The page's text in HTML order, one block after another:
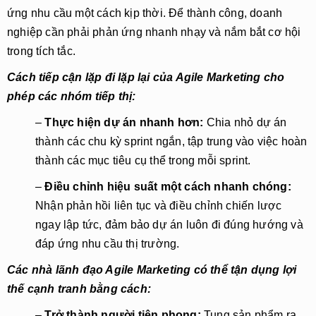
ứng nhu cầu một cách kịp thời. Để thành công, doanh
nghiệp cần phải phản ứng nhanh nhạy và nắm bắt cơ hội
trong tích tắc.
Cách tiếp cận lặp đi lặp lại của Agile Marketing cho
phép các nhóm tiếp thị:
–Thực hiện dự án nhanh hơn: Chia nhỏ dự án
thành các chu kỳ sprint ngắn, tập trung vào việc hoàn
thành các mục tiêu cụ thể trong mỗi sprint.
–Điều chỉnh hiệu suất một cách nhanh chóng:
Nhận phản hồi liên tục và điều chỉnh chiến lược
ngay lập tức, đảm bảo dự án luôn đi đúng hướng và
đáp ứng nhu cầu thị trường.
Các nhà lãnh đạo Agile Marketing có thể tận dụng lợi
thế cạnh tranh bằng cách: